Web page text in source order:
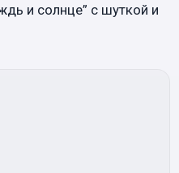
и солнце” с шуткой и